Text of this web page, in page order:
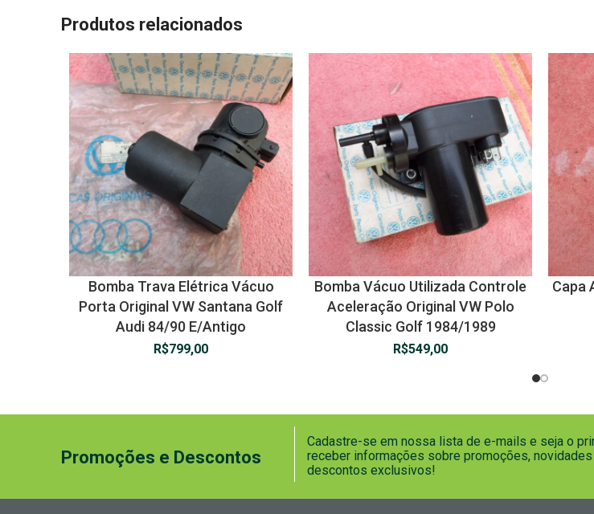
Produtos relacionados
Bomba Trava Elétrica Vácuo
Porta Original VW Santana Golf
Audi 84/90 E/Antigo
R$799,00
Bomba Vácuo Utilizada Controle
Aceleração Original VW Polo
Classic Golf 1984/1989
R$549,00
Capa
Promoções e Descontos
Cadastre-se em nossa lista de e-mails e seja o
receber informações sobre promoções, novidades
descontos exclusivos!